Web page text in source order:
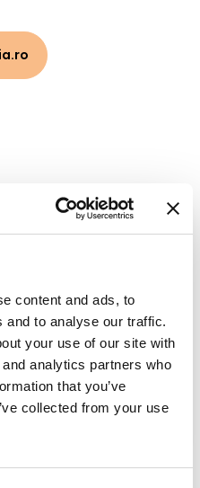
content and ads, to
and to analyse our traffic.
your use of our site with
analytics partners who
that you’ve
collected from your use